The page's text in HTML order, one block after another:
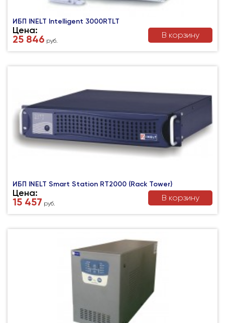
ИБП INELT Intelligent 3000RТLT
Цена:
25 846 руб.
В корзину
ИБП INELT Smart Station RT2000 (Rack Tower)
Цена:
15 457 руб.
В корзину